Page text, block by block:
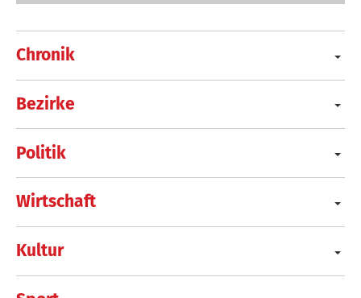
Chronik
Bezirke
Politik
Wirtschaft
Kultur